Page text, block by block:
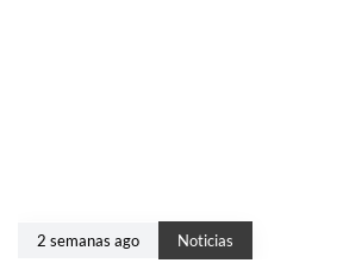
2 semanas ago Noticias